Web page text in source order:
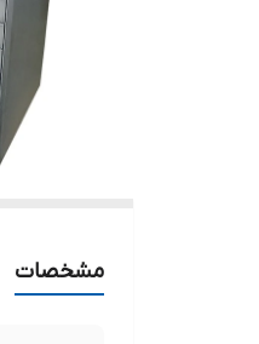
مشخصات